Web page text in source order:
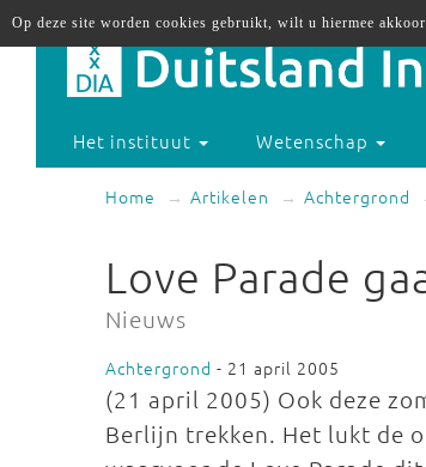
Het instituut Wetenschap
Home Artikelen Achtergrond
Love Parade
Nieuws
Achtergrond - 21 april 2005
(21 april 2005) Ook deze
Berlijn trekken. Het lukt de
Op deze site worden cookies gebruikt, wilt u hiermee